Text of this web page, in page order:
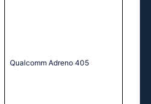
Qualcomm Adreno 405